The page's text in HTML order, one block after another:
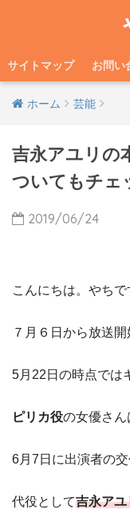
サイトマップ お問い
ホーム 芸能
吉永アユリの
ついてもチェ
2019/06/24
こんにちは。やちで
７月６日から放送開
5月22日の時点では
ピリカ役の女優さ
6月7日に出演者の
代役として吉永アユ